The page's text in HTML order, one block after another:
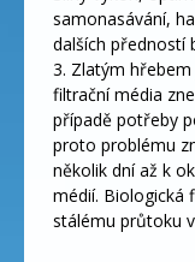
samonasávání,
dalších předností
3. Zlatým hřebem
filtrační média
případě potřeby
proto problému
několik dní až k
médií. Biologická
stálému průtoku